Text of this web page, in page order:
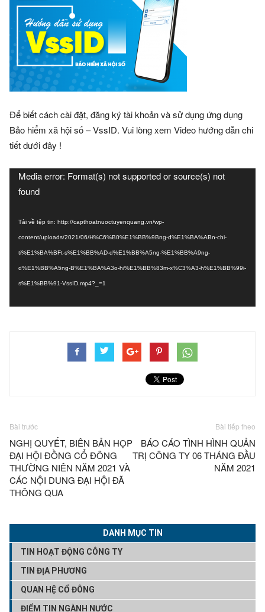
Để biết cách cài đặt, đăng ký tài khoản và sử dụng ứng dụng
Bảo hiểm xã hội số – VssID. Vui lòng xem Video hướng dẫn chi
tiết dưới đây !
Trình
chơi
Media error: Format(s) not supported or source(s) not
found
Tải về tệp tin: http://capthoatnuoctuyenquang.vn/wp-
content/uploads/2021/06/H%C6%B0%E1%BB%9Bng-d%E1%BA%ABn-chi-
ti%E1%BA%BFt-s%E1%BB%AD-d%E1%BB%A5ng-%E1%BB%A9ng-
d%E1%BB%A5ng-B%E1%BA%A3o-hi%E1%BB%83m-x%C3%A3-h%E1%BB%99i-
s%E1%BB%91-VssID.mp4?_=1
Bài trước
NGHỊ QUYẾT, BIÊN BẢN HỌP
ĐẠI HỘI ĐỒNG CỔ ĐÔNG
THƯỜNG NIÊN NĂM 2021 VÀ
CÁC NỘI DUNG ĐẠI HỘI ĐÃ
THÔNG QUA
Bài tiếp theo
BÁO CÁO TÌNH HÌNH QUẢN
TRỊ CÔNG TY 06 THÁNG ĐẦU
NĂM 2021
DANH MỤC TIN
TIN HOẠT ĐỘNG CÔNG TY
TIN ĐỊA PHƯƠNG
QUAN HỆ CỔ ĐÔNG
ĐIỂM TIN NGÀNH NƯỚC